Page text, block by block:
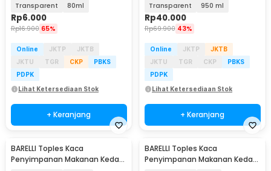
Transparent 80ml
Rp6.000
Rp16.900 65%
Online JKTP
JKTB
JKTU
TGR CKP
PBKS
PDPK
Lihat Ketersediaan Stok
+ Keranjang
Transparent 950 ml
Rp40.000
Rp69.900 43%
Online JKTP
JKTB
JKTU
TGR CKP
PBKS
PDPK
Lihat Ketersediaan Stok
+ Keranjang
BARELLI Toples Kaca
Penyimpanan Makanan Kedap
BARELLI Toples Kaca
Penyimpanan Makanan Kedap